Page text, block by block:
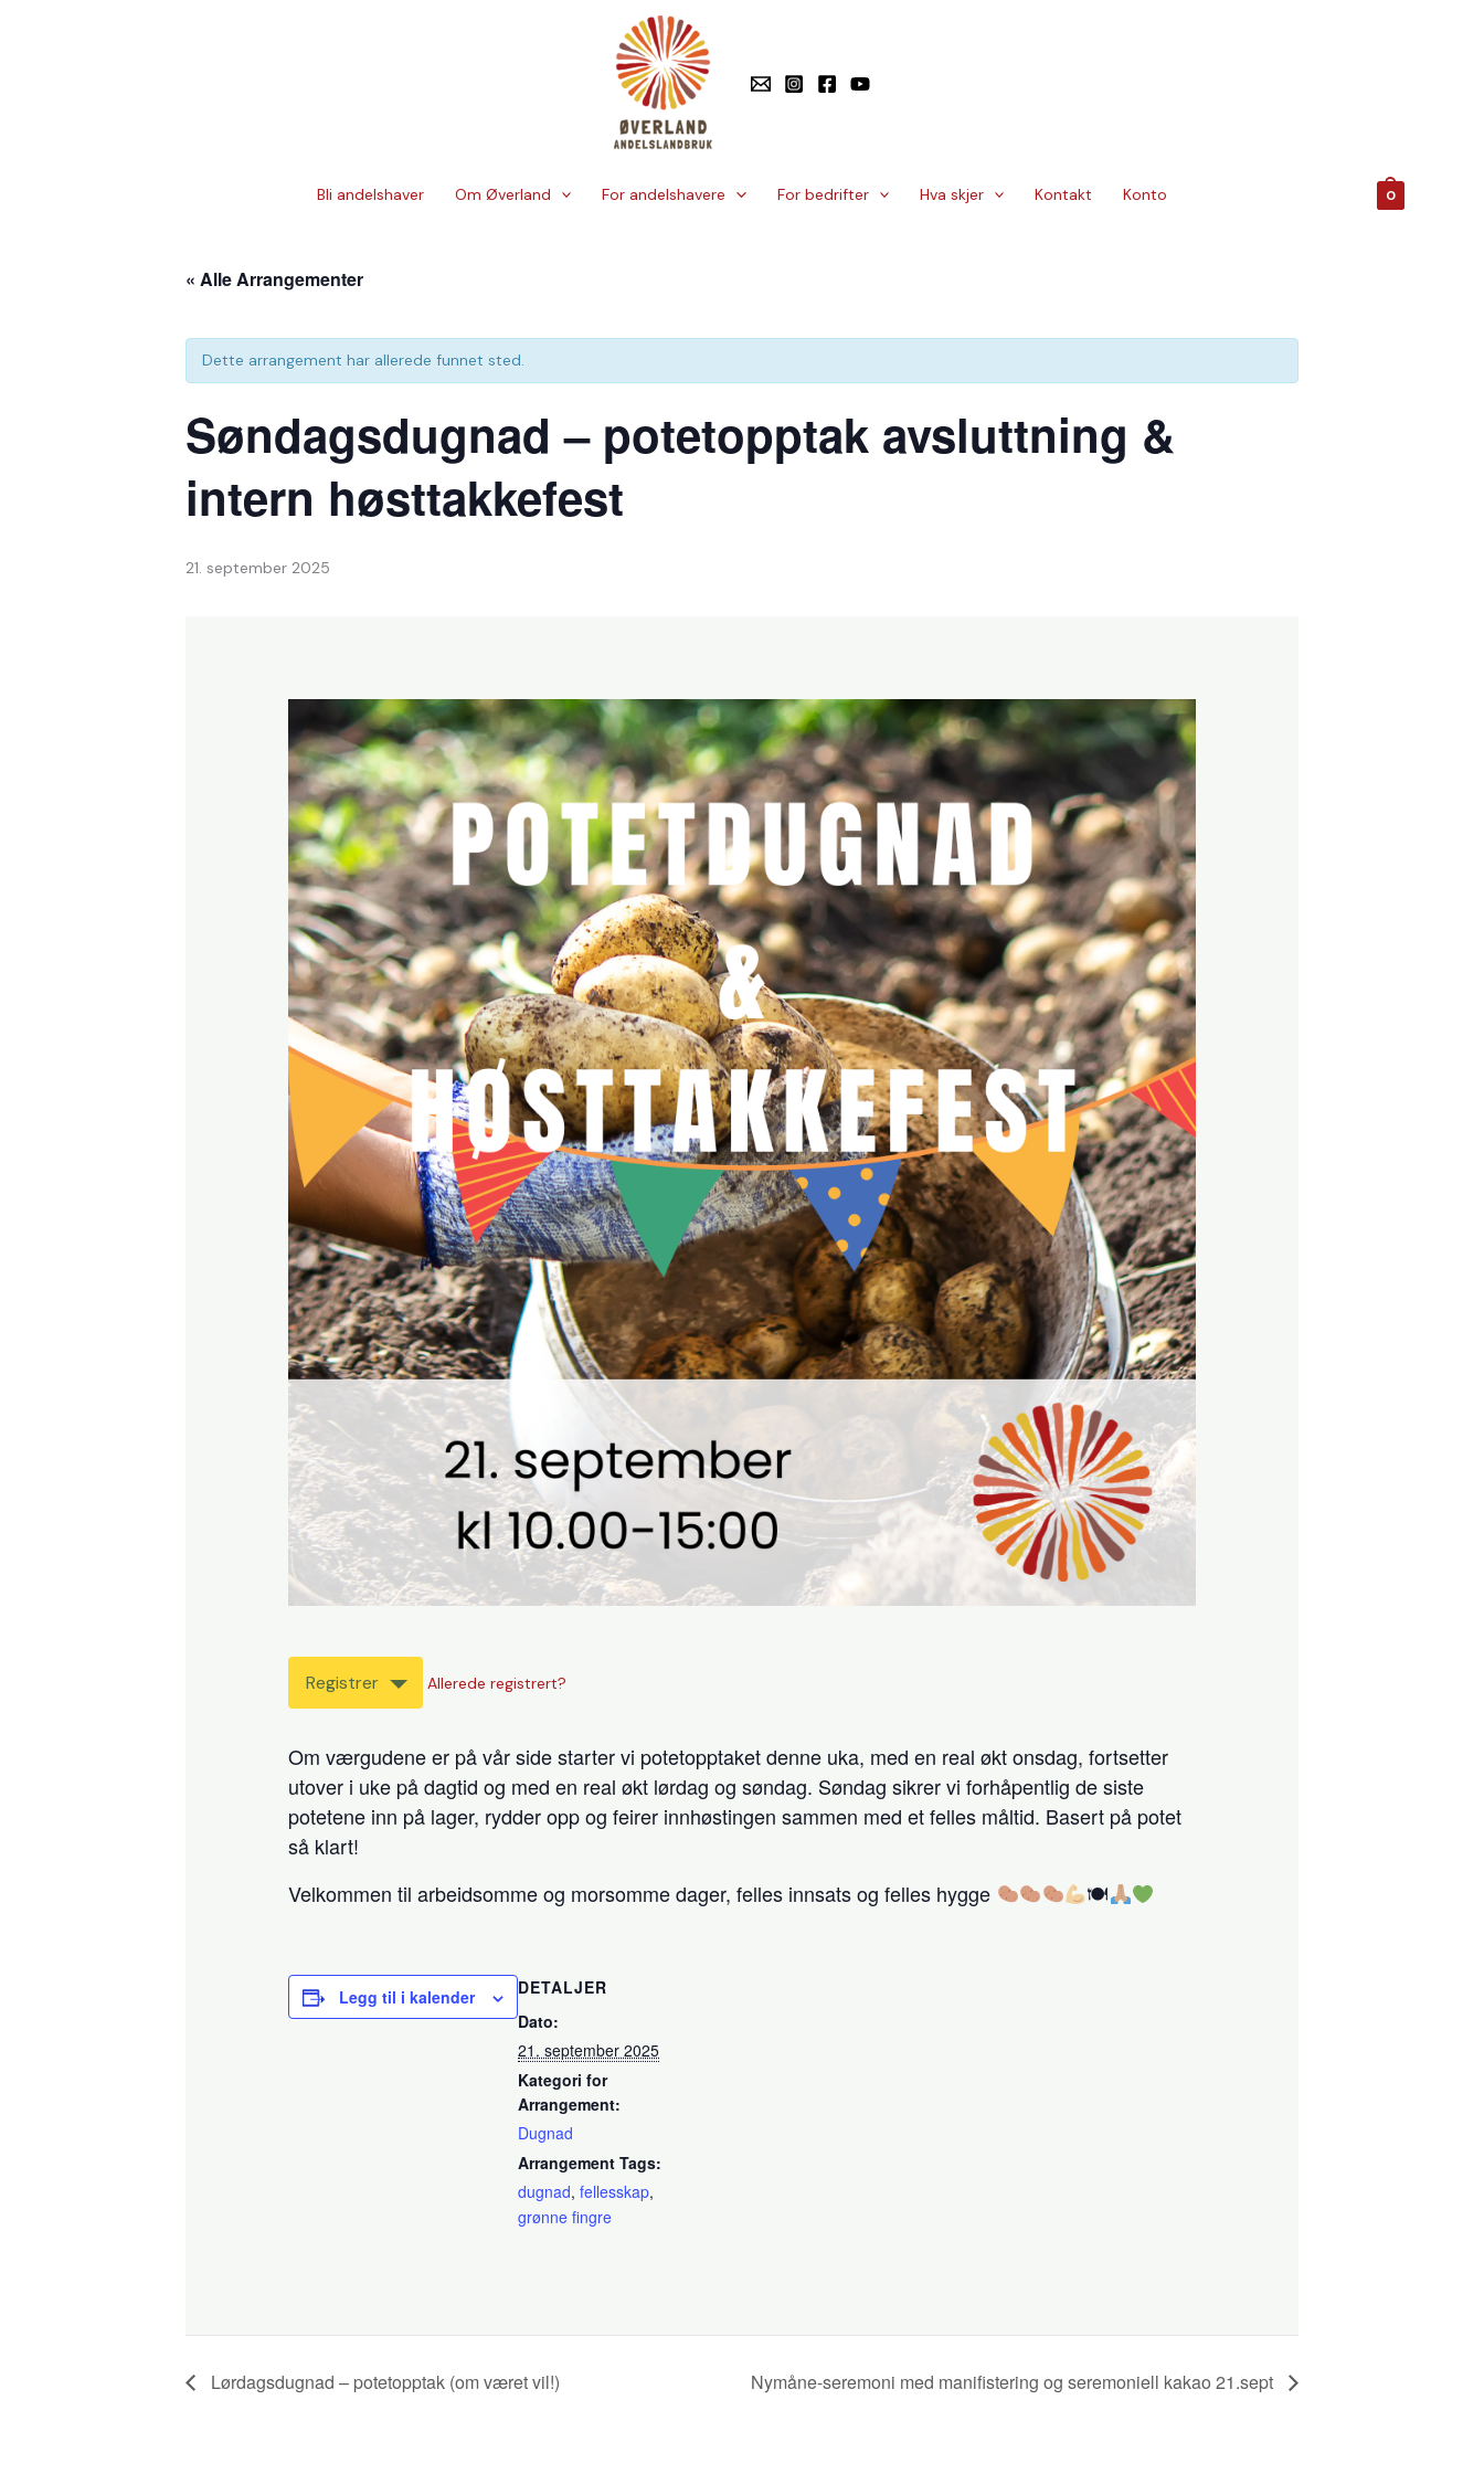
Bli andelshaver Om Øverland For andelshavere For bedrifter Hva skjer Kontakt Konto 0
« Alle Arrangementer
Dette arrangement har allerede funnet sted.
Søndagsdugnad – potetopptak avsluttning &
intern høsttakkefest
21. september 2025
Registrer Allerede registrert?
Om værgudene er på vår side starter vi potetopptaket denne uka, med en real økt onsdag, fortsetter
utover i uke på dagtid og med en real økt lørdag og søndag. Søndag sikrer vi forhåpentlig de siste
potetene inn på lager, rydder opp og feirer innhøstingen sammen med et felles måltid. Basert på potet
så klart!
Velkommen til arbeidsomme og morsomme dager, felles innsats og felles hygge
🍽
Legg til i kalender
DETALJER
Dato:
21. september 2025
Kategori for
Arrangement:
Dugnad
Arrangement Tags:
dugnad,fellesskap,
grønne fingre
Lørdagsdugnad – potetopptak (om været vil!) Nymåne-seremoni med manifistering og seremoniell kakao 21.sept